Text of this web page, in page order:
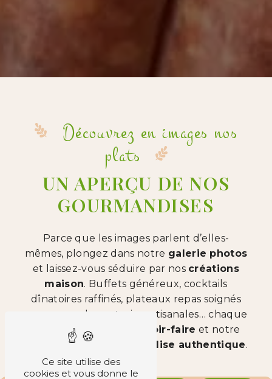
Découvrez en images nos
plats
UN APERÇU DE NOS
GOURMANDISES
Parce que les images parlent d’elles-
mêmes, plongez dans notre galerie photos
et laissez-vous séduire par nos créations
maison. Buffets généreux, cocktails
dînatoires raffinés, plateaux repas soignés
ou encore charcuteries artisanales… chaque
photo reflète notre
savoir-faire et notre
passion pour la
gourmandise authentique.
Ce site utilise des
cookies et vous donne le